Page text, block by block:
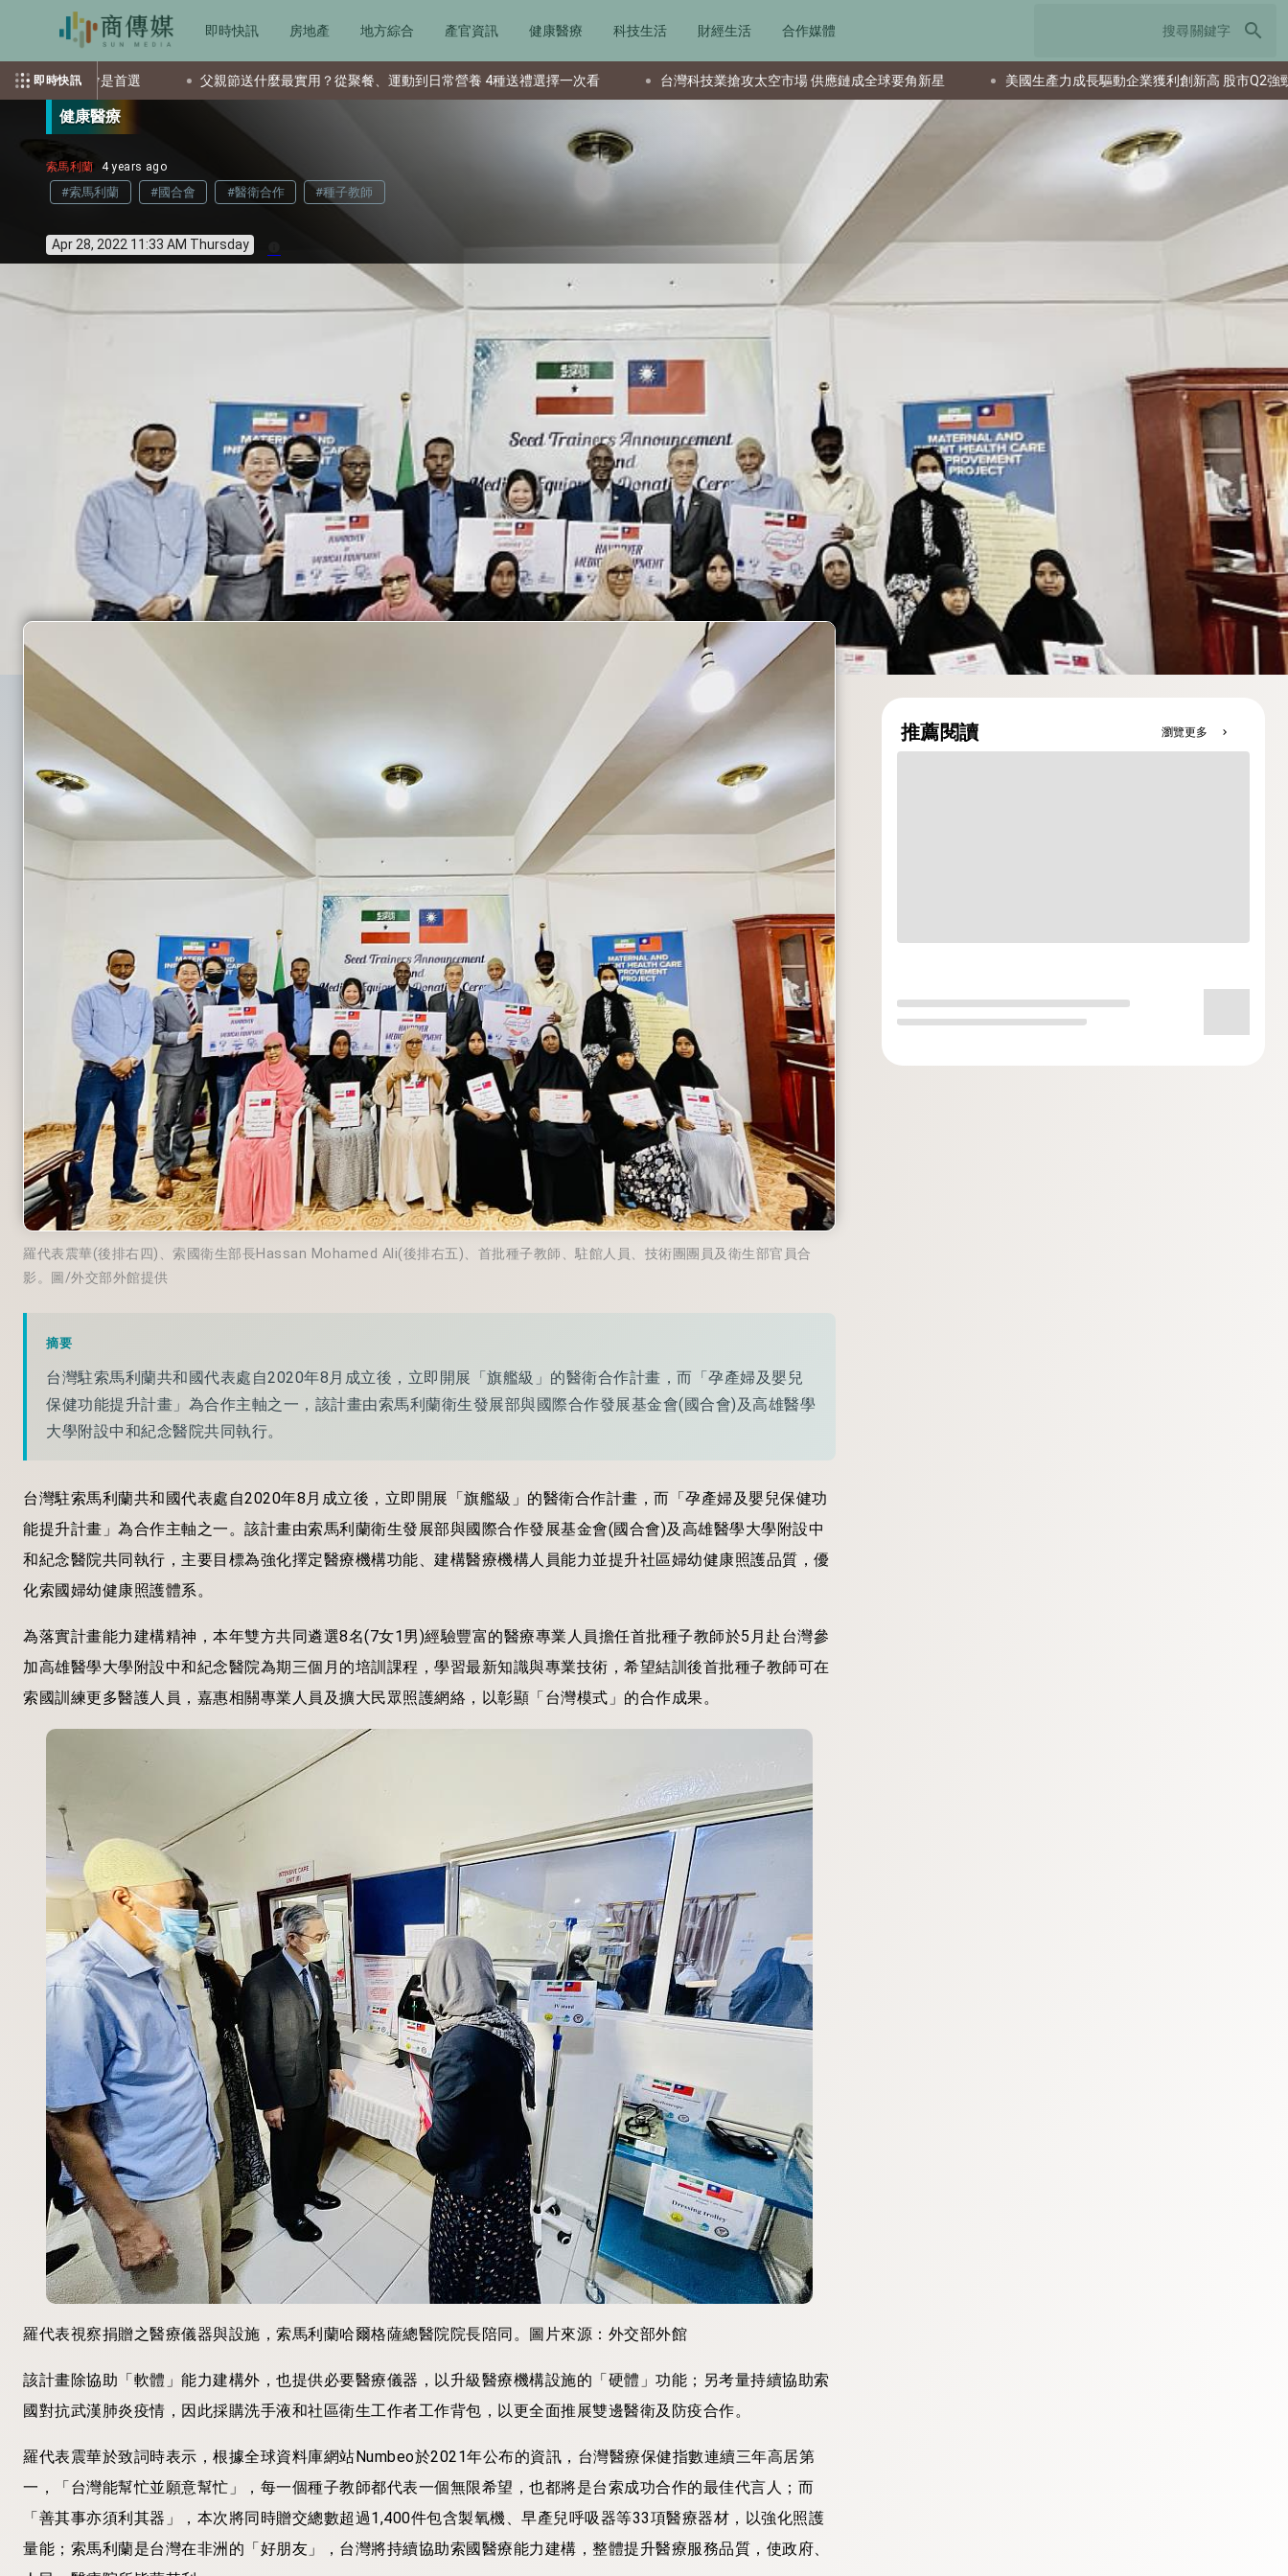
即時快訊 房地產 地方綜合 產官資訊 健康醫療 科技生活 財經生活 合作媒體 search
即時快訊父親節送什麼最實用？從聚餐、運動到日常營養 4種送禮選擇一次看 台灣科技業搶攻太空市場 供應鏈成全球要角新星 美國生產力成長驅動企業獲利創新高 股市Q2強勁反彈 日本
健康醫療
索馬利蘭 4 years ago
#索馬利蘭 #國合會 #醫衛合作 #種子教師
Apr 28, 2022 11:33 AM Thursday
羅代表震華(後排右四)、索國衛生部長Hassan Mohamed Ali(後排右五)、首批種子教師、駐館人員、技術團團員及衛生部官員合
影。圖/外交部外館提供
摘要
台灣駐索馬利蘭共和國代表處自2020年8月成立後，立即開展「旗艦級」的醫衛合作計畫，而「孕產婦及嬰兒
保健功能提升計畫」為合作主軸之一，該計畫由索馬利蘭衛生發展部與國際合作發展基金會(國合會)及高雄醫學
大學附設中和紀念醫院共同執行。
台灣駐索馬利蘭共和國代表處自2020年8月成立後，立即開展「旗艦級」的醫衛合作計畫，而「孕產婦及嬰兒保健功
能提升計畫」為合作主軸之一。該計畫由索馬利蘭衛生發展部與國際合作發展基金會(國合會)及高雄醫學大學附設中
和紀念醫院共同執行，主要目標為強化擇定醫療機構功能、建構醫療機構人員能力並提升社區婦幼健康照護品質，優
化索國婦幼健康照護體系。
為落實計畫能力建構精神，本年雙方共同遴選8名(7女1男)經驗豐富的醫療專業人員擔任首批種子教師於5月赴台灣參
加高雄醫學大學附設中和紀念醫院為期三個月的培訓課程，學習最新知識與專業技術，希望結訓後首批種子教師可在
索國訓練更多醫護人員，嘉惠相關專業人員及擴大民眾照護網絡，以彰顯「台灣模式」的合作成果。
羅代表視察捐贈之醫療儀器與設施，索馬利蘭哈爾格薩總醫院院長陪同。 圖片來源： 外交部外館
該計畫除協助「軟體」能力建構外，也提供必要醫療儀器，以升級醫療機構設施的「硬體」功能；另考量持續協助索
國對抗武漢肺炎疫情，因此採購洗手液和社區衛生工作者工作背包，以更全面推展雙邊醫衛及防疫合作。
羅代表震華於致詞時表示，根據全球資料庫網站Numbeo於2021年公布的資訊，台灣醫療保健指數連續三年高居第
一，「台灣能幫忙並願意幫忙」，每一個種子教師都代表一個無限希望，也都將是台索成功合作的最佳代言人；而
「善其事亦須利其器」，本次將同時贈交總數超過1,400件包含製氧機、早產兒呼吸器等33項醫療器材，以強化照護
量能；索馬利蘭是台灣在非洲的「好朋友」，台灣將持續協助索國醫療能力建構，整體提升醫療服務品質，使政府、
推薦閱讀 瀏覽更多 chevron_right